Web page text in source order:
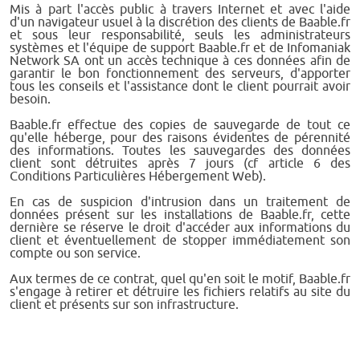
Mis à part l'accès public à travers Internet et avec l'aide
d'un navigateur usuel à la discrétion des clients de Baable.fr
et sous leur responsabilité, seuls les administrateurs
systèmes et l'équipe de support Baable.fr et de Infomaniak
Network SA ont un accès technique à ces données afin de
garantir le bon fonctionnement des serveurs, d'apporter
tous les conseils et l'assistance dont le client pourrait avoir
besoin.
Baable.fr effectue des copies de sauvegarde de tout ce
qu'elle héberge, pour des raisons évidentes de pérennité
des informations. Toutes les sauvegardes des données
client sont détruites après 7 jours (cf article 6 des
Conditions Particulières Hébergement Web).
En cas de suspicion d'intrusion dans un traitement de
données présent sur les installations de Baable.fr, cette
dernière se réserve le droit d'accéder aux informations du
client et éventuellement de stopper immédiatement son
compte ou son service.
Aux termes de ce contrat, quel qu'en soit le motif, Baable.fr
s'engage à retirer et détruire les fichiers relatifs au site du
client et présents sur son infrastructure.